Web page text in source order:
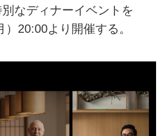
なディナーイベントを
20:00より開催する。